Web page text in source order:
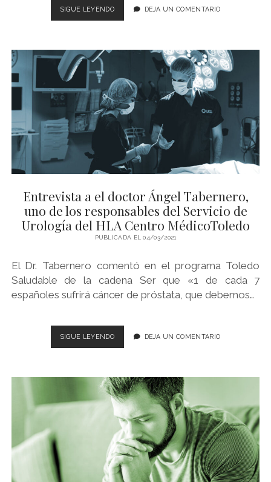
SIGUE LEYENDONUEVA
CONSULTA
CENTRO
MÉDICO
HLA
TOLEDO
DEJA UN COMENTARIO
Entrevista a el doctor Ángel Tabernero,
uno de los responsables del Servicio de
Urología del HLA Centro MédicoToledo
PUBLICADA EL 04/03/2021
El Dr. Tabernero comentó en el programa Toledo
Saludable de la cadena Ser que «1 de cada 7
españoles sufrirá cáncer de próstata, que debemos…
SIGUE LEYENDOENTREVISTA
A
ÁNGEL
TABERNERO,
UNO
DE
LOS
RESPONSABLES
DEL
SERVICIO
DE
DEJA UN COMENTARIO